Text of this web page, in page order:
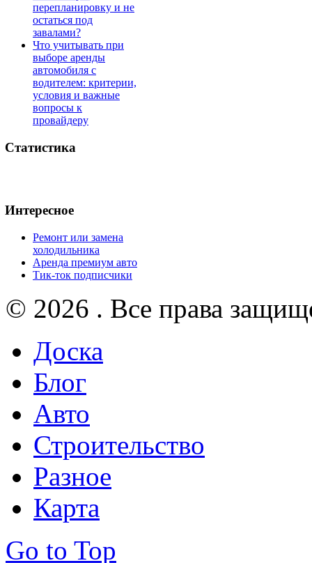
перепланировку и не
остаться под
завалами?
Что учитывать при
выборе аренды
автомобиля с
водителем: критерии,
условия и важные
вопросы к
провайдеру
Статистика
Интересное
Ремонт или замена
холодильника
Аренда премиум авто
Тик-ток подписчики
© 2026 . Все права
Доска
Блог
Авто
Строительство
Разное
Карта
Go to Top